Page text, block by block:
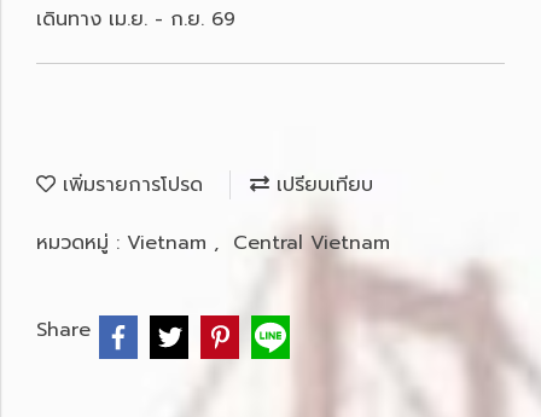
เดินทาง เม.ย. - ก.ย. 69
เพิ่มรายการโปรด
เปรียบเทียบ
หมวดหมู่ : Vietnam , Central Vietnam
Share